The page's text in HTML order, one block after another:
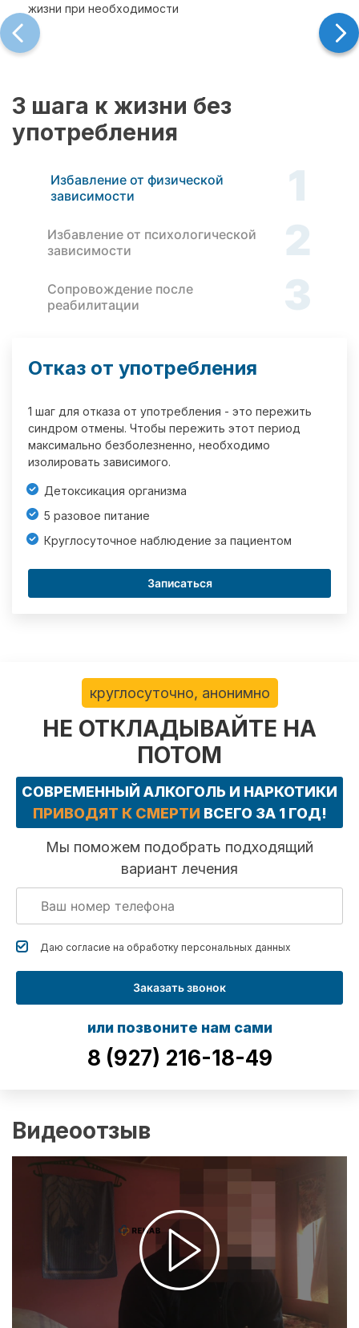
жизни при необходимости
3 шага к жизни без
употребления
Избавление от физической
зависимости
1
Избавление от психологической
зависимости
2
Сопровождение после
реабилитации
3
Отказ от употребления
1 шаг для отказа от употребления - это пережить
синдром отмены. Чтобы пережить этот период
максимально безболезненно, необходимо
изолировать зависимого.
Детоксикация организма
5 разовое питание
Круглосуточное наблюдение за пациентом
Записаться
круглосуточно, анонимно
НЕ ОТКЛАДЫВАЙТЕ НА
ПОТОМ
СОВРЕМЕННЫЙ АЛКОГОЛЬ И НАРКОТИКИ
ПРИВОДЯТ К СМЕРТИ ВСЕГО ЗА 1 ГОД!
Мы поможем подобрать подходящий
вариант лечения
Даю согласие на обработку персональных данных
Заказать звонок
или позвоните нам сами
8 (927) 216-18-49
Видеоотзыв